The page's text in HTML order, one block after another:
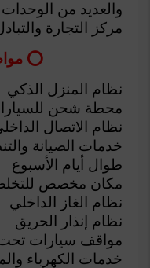
واﻟﻌﺪﯾﺪ ﻣﻦ
ﻣﺮﻛﺰ اﻟﺘﺠﺎرة
⭕
‏نظام المنزل الذكي
‏محطة شحن
‏نظام الاتصال
‏خدمات الصيانة
طوال أيام الأسبوع
‏مكان مخصص
‏نظام الغاز الداخلي
‏نظام إنذار الحريق
‏مواقف سيارات
‏خدمات الكهرباء